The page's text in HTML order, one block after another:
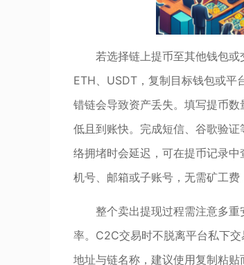
若选择链上提币至其他钱包或
ETH、USDT，复制目标钱包或
错链会导致资产丢失。填写提币
低且到账快。完成短信、谷歌验
络拥堵时会延迟，可在提币记录
机号、邮箱或子账号，无需矿工费
整个卖出提现过程需注意多
率。C2C交易时不脱离平台私下
地址与链名称，建议使用复制粘